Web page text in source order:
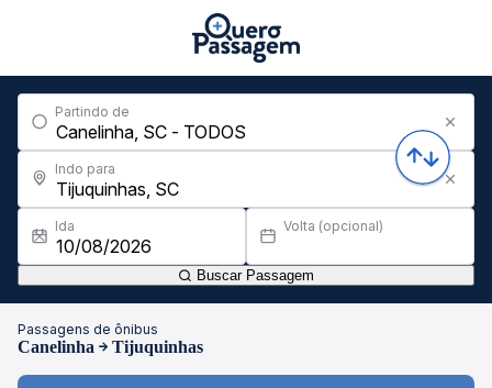
Partindo de
Indo para
Ida Volta (opcional)
Buscar Passagem
Passagens de ônibus
Canelinha Tijuquinhas